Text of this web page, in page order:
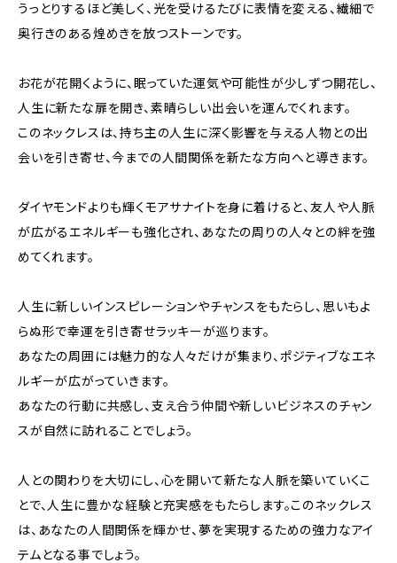
うっとりするほど美しく、光を受けるたびに表情を変える、繊細で
奥行きのある煌めきを放つストーンです。
お花が花開くように、眠っていた運気や可能性が少しずつ開花し、
人生に新たな扉を開き、素晴らしい出会いを運んでくれます。
このネックレスは、持ち主の人生に深く影響を与える人物との出
会いを引き寄せ、今までの人間関係を新たな方向へと導きます。
ダイヤモンドよりも輝くモアサナイトを身に着けると、友人や人脈
が広がるエネルギーも強化され、あなたの周りの人々との絆を強
めてくれます。
人生に新しいインスピレーションやチャンスをもたらし、思いもよ
らぬ形で幸運を引き寄せラッキーが巡ります。
あなたの周囲には魅力的な人々だけが集まり、ポジティブなエネ
ルギーが広がっていきます。
あなたの行動に共感し、支え合う仲間や新しいビジネスのチャン
スが自然に訪れることでしょう。
人との関わりを大切にし、心を開いて新たな人脈を築いていくこ
とで、人生に豊かな経験と充実感をもたらします。このネックレス
は、あなたの人間関係を輝かせ、夢を実現するための強力なアイ
テムとなる事でしょう。